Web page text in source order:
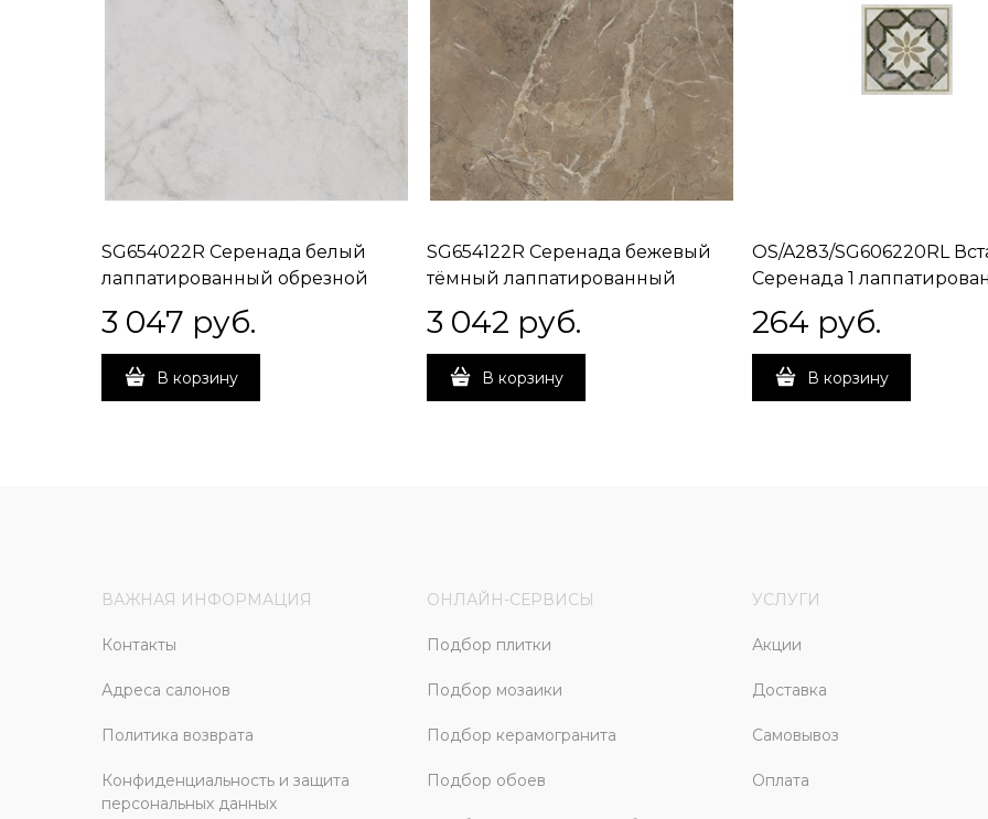
SG654022R Серенада белый
лаппатированный обрезной
3 047 руб.
В корзину
SG654122R Серенада бежевый
тёмный лаппатированный
обрезной 60x60x0,9
3 042 руб.
В корзину
OS/A283/SG606220RL
Серенада 1
обрезной 7,2x7,2x0,9
264 руб.
В корзину
ВАЖНАЯ ИНФОРМАЦИЯ
Контакты
Адреса салонов
Политика возврата
Конфиденциальность и защита
персональных данных
ОНЛАЙН-СЕРВИСЫ
Подбор плитки
Подбор мозаики
Подбор керамогранита
Подбор обоев
УСЛУГИ
Акции
Доставка
Самовывоз
Оплата